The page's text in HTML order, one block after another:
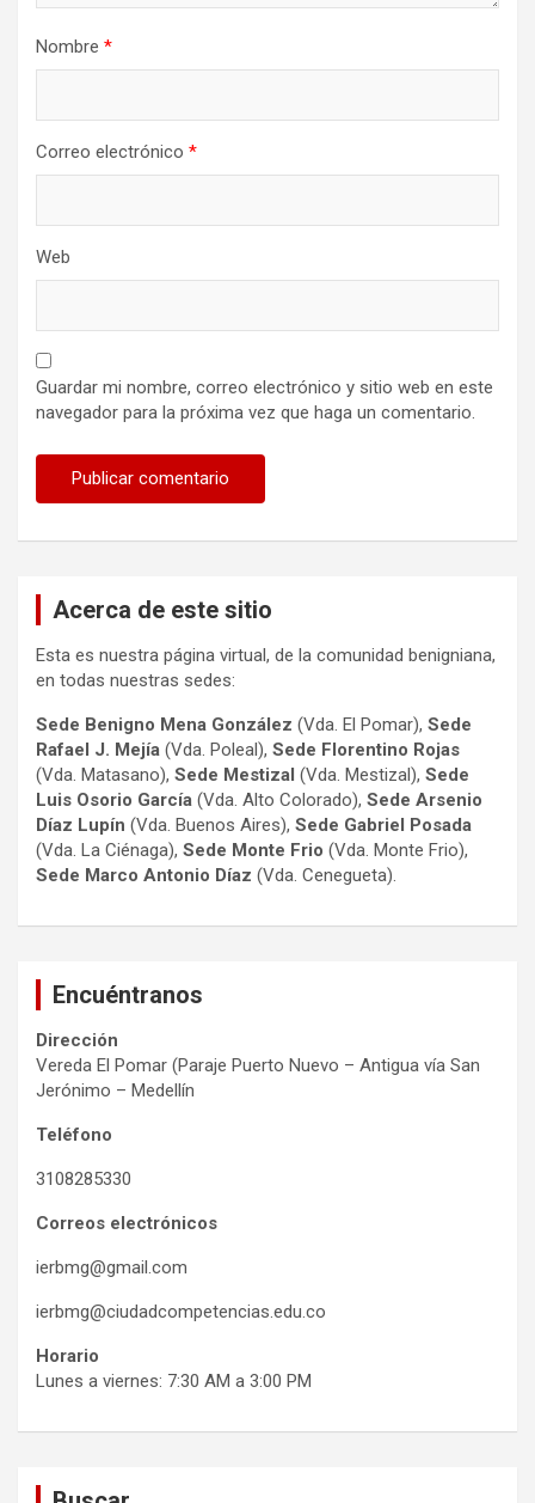
Nombre *
Correo electrónico *
Web
Guardar mi nombre, correo electrónico y sitio web en este
navegador para la próxima vez que haga un comentario.
Acerca de este sitio
Esta es nuestra página virtual, de la comunidad benigniana,
en todas nuestras sedes:
Sede Benigno Mena González (Vda. El Pomar), Sede
Rafael J. Mejía (Vda. Poleal), Sede Florentino Rojas
(Vda. Matasano), Sede Mestizal (Vda. Mestizal), Sede
Luis Osorio García (Vda. Alto Colorado), Sede Arsenio
Díaz Lupín (Vda. Buenos Aires), Sede Gabriel Posada
(Vda. La Ciénaga), Sede Monte Frio (Vda. Monte Frio),
Sede Marco Antonio Díaz (Vda. Cenegueta).
Encuéntranos
Dirección
Vereda El Pomar (Paraje Puerto Nuevo – Antigua vía San
Jerónimo – Medellín
Teléfono
3108285330
Correos electrónicos
ierbmg@gmail.com
ierbmg@ciudadcompetencias.edu.co
Horario
Lunes a viernes: 7:30 AM a 3:00 PM